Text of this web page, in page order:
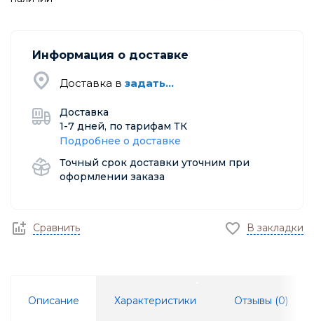
Информация о доставке
Доставка в задать...
Доставка
1-7 дней, по тарифам ТК
Подробнее о доставке
Точный срок доставки уточним при
оформлении заказа
Сравнить В закладки
Описание Характеристики Отзывы (0)